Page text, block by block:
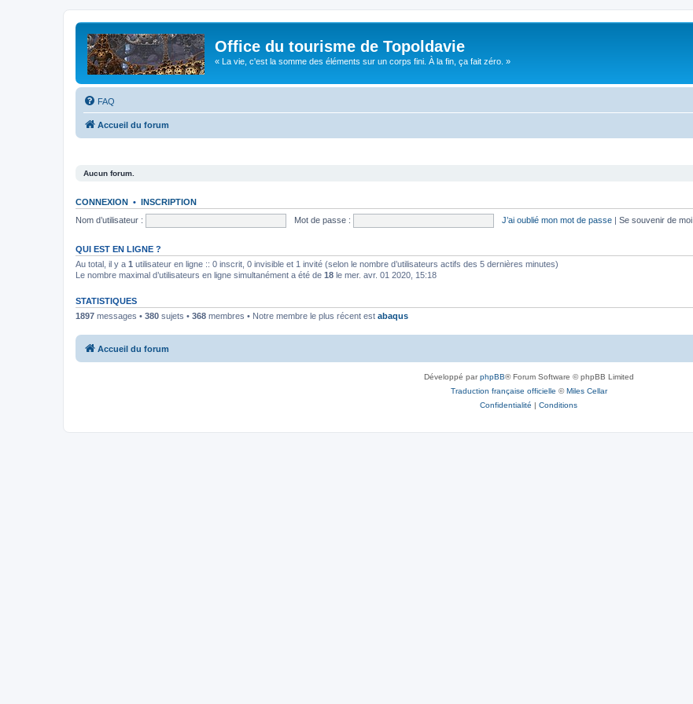
Office du tourisme de Topoldavie
« La vie, c'est la somme des éléments sur un corps fini. À la fin, ça fait zéro. »
FAQ
Accueil du forum
Aucun forum.
CONNEXION • INSCRIPTION
Nom d’utilisateur :
Mot de passe : J’ai oublié mon mot de passe | Se souvenir de moi
QUI EST EN LIGNE ?
Au total, il y a 1 utilisateur en ligne :: 0 inscrit, 0 invisible et 1 invité (selon le nombre d’utilisateurs actifs des 5 dernières minutes)
Le nombre maximal d’utilisateurs en ligne simultanément a été de 18 le mer. avr. 01 2020, 15:18
STATISTIQUES
1897 messages • 380 sujets • 368 membres • Notre membre le plus récent est abaqus
Accueil du forum
Développé parphpBB® Forum Software © phpBB Limited
Traduction française officielle ©Miles Cellar
Confidentialité | Conditions